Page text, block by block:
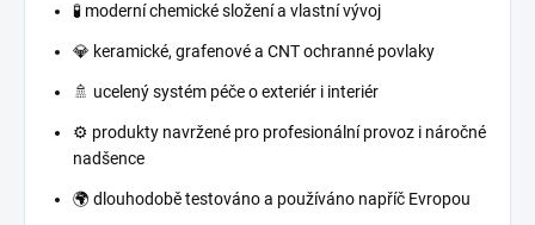
🧪 moderní chemické složení a vlastní vývoj
💎 keramické, grafenové a CNT ochranné povlaky
🚿 ucelený systém péče o exteriér i interiér
⚙️ produkty navržené pro profesionální provoz i náročné
nadšence
🌍 dlouhodobě testováno a používáno napříč Evropou